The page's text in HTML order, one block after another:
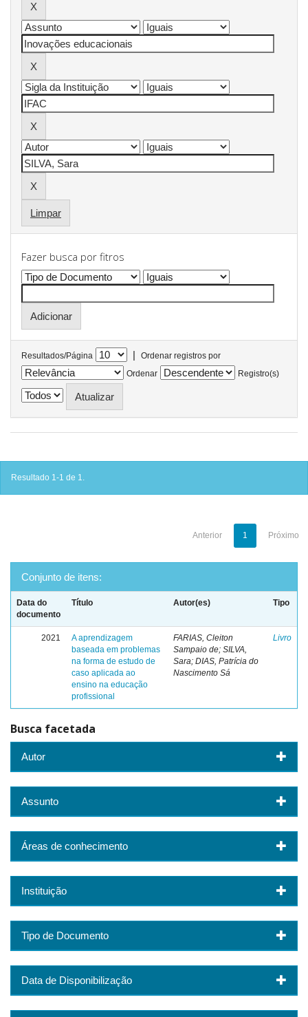
Limpar
Fazer busca por fitros
Resultados/Página |
Ordenar registros por
Ordenar
Registro(s)
Resultado 1-1 de 1.
Anterior 1 Próximo
Conjunto de itens:
Data do
documento
Título Autor(es) Tipo
2021
A aprendizagem
baseada em problemas
na forma de estudo de
caso aplicada ao
ensino na educação
profissional
FARIAS, Cleiton
Sampaio de; SILVA,
Sara; DIAS, Patrícia do
Nascimento Sá
Livro
Busca facetada
Autor
Assunto
Áreas de conhecimento
Instituição
Tipo de Documento
Data de Disponibilização